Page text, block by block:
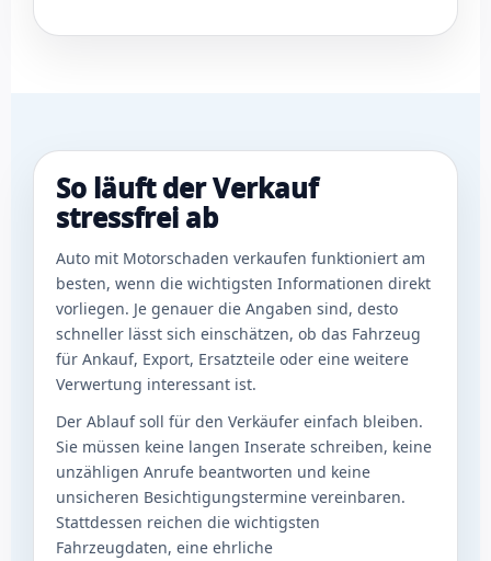
So läuft der Verkauf
stressfrei ab
Auto mit Motorschaden verkaufen funktioniert am
besten, wenn die wichtigsten Informationen direkt
vorliegen. Je genauer die Angaben sind, desto
schneller lässt sich einschätzen, ob das Fahrzeug
für Ankauf, Export, Ersatzteile oder eine weitere
Verwertung interessant ist.
Der Ablauf soll für den Verkäufer einfach bleiben.
Sie müssen keine langen Inserate schreiben, keine
unzähligen Anrufe beantworten und keine
unsicheren Besichtigungstermine vereinbaren.
Stattdessen reichen die wichtigsten
Fahrzeugdaten, eine ehrliche